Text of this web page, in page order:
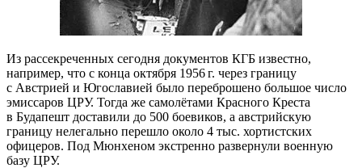
Из рассекреченных сегодня документов КГБ известно,
например, что с конца октября 1956 г. через границу
с Австрией и Югославией было переброшено большое число
эмиссаров ЦРУ. Тогда же самолётами Красного Креста
в Будапешт доставили до 500 боевиков, а австрийскую
границу нелегально перешло около 4 тыс. хортистских
офицеров. Под Мюнхеном экстренно развернули военную
базу ЦРУ.